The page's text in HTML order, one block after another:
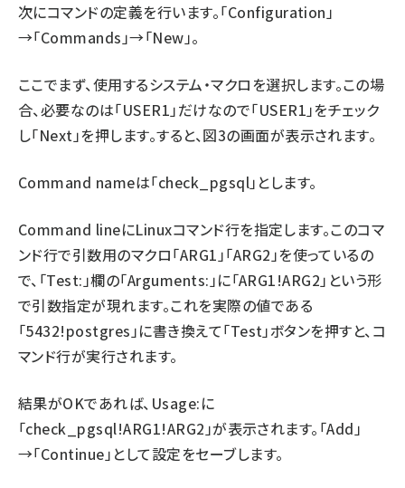
次にコマンドの定義を行います。「Configuration」
→「Commands」→「New」。
ここでまず、使用するシステム・マクロを選択します。この場
合、必要なのは「USER1」だけなので「USER1」をチェック
し「Next」を押します。すると、図3の画面が表示されます。
Command nameは「check_pgsql」とします。
Command lineにLinuxコマンド行を指定します。このコマ
ンド行で引数用のマクロ「ARG1」「ARG2」を使っているの
で、「Test:」欄の「Arguments:」に「ARG1!ARG2」という形
で引数指定が現れます。これを実際の値である
「5432!postgres」に書き換えて「Test」ボタンを押すと、コ
マンド行が実行されます。
結果がOKであれば、Usage:に
「check_pgsql!ARG1!ARG2」が表示されます。「Add」
→「Continue」として設定をセーブします。